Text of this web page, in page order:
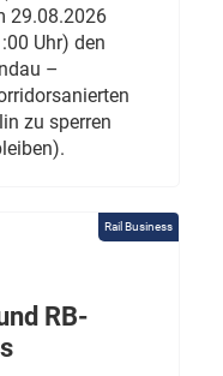
29.08.2026
Uhr) den
–
zu sperren
Rail Business
RB-